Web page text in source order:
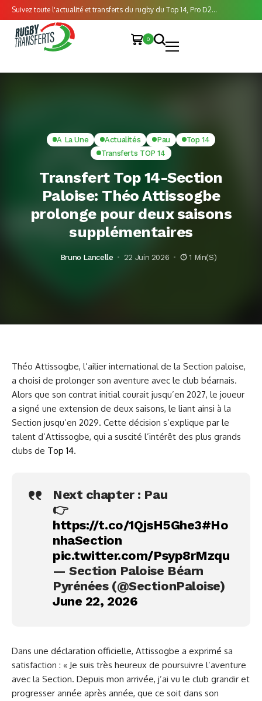
Suivez toute l'actualité et transferts du rugby du Top 14, Pro D2...
0
A La Une Actualités Pau
Top 14
Transferts TOP 14
Transfert Top 14-Section
Paloise: Théo Attissogbe
prolonge pour deux saisons
supplémentaires
Bruno Lancelle 22 Juin 2026 1 Min(s)
Théo Attissogbe, l’ailier international de la Section paloise,
a choisi de prolonger son aventure avec le club béarnais.
Alors que son contrat initial courait jusqu’en 2027, le joueur
a signé une extension de deux saisons, le liant ainsi à la
Section jusqu’en 2029. Cette décision s’explique par le
talent d’Attissogbe, qui a suscité l’intérêt des plus grands
clubs de Top 14.
Next chapter : Pau
👉
https://t.co/1QjsH5Ghe3#Ho
nhaSection
pic.twitter.com/Psyp8rMzqu
— Section Paloise Béarn
Pyrénées (@SectionPaloise)
June 22, 2026
Dans une déclaration officielle, Attissogbe a exprimé sa
satisfaction : « Je suis très heureux de poursuivre l’aventure
avec la Section. Depuis mon arrivée, j’ai vu le club grandir et
progresser année après année, que ce soit dans son